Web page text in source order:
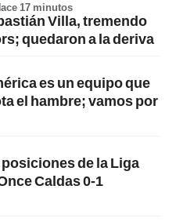
17 minutos
Villa, tremendo
quedaron a la deriva
es un equipo que
el hambre; vamos por
de la Liga
Caldas 0-1